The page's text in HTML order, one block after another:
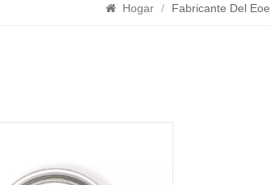
Hogar / Fabricante Del Eoe